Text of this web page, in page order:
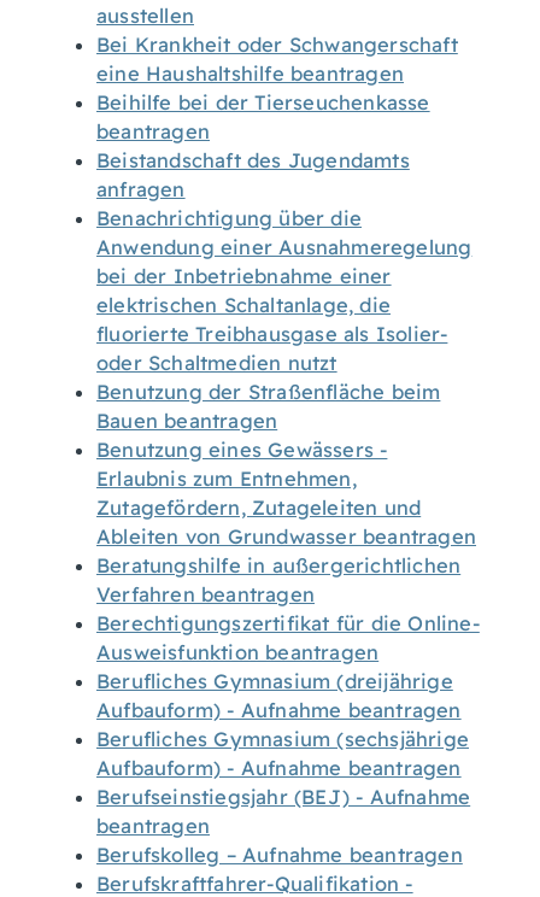
ausstellen
Bei Krankheit oder Schwangerschaft
eine Haushaltshilfe beantragen
Beihilfe bei der Tierseuchenkasse
beantragen
Beistandschaft des Jugendamts
anfragen
Benachrichtigung über die
Anwendung einer Ausnahmeregelung
bei der Inbetriebnahme einer
elektrischen Schaltanlage, die
fluorierte Treibhausgase als Isolier-
oder Schaltmedien nutzt
Benutzung der Straßenfläche beim
Bauen beantragen
Benutzung eines Gewässers -
Erlaubnis zum Entnehmen,
Zutagefördern, Zutageleiten und
Ableiten von Grundwasser beantragen
Beratungshilfe in außergerichtlichen
Verfahren beantragen
Berechtigungszertifikat für die Online-
Ausweisfunktion beantragen
Berufliches Gymnasium (dreijährige
Aufbauform) - Aufnahme beantragen
Berufliches Gymnasium (sechsjährige
Aufbauform) - Aufnahme beantragen
Berufseinstiegsjahr (BEJ) - Aufnahme
beantragen
Berufskolleg – Aufnahme beantragen
Berufskraftfahrer-Qualifikation -